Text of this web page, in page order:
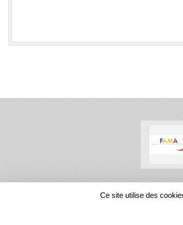
REGIONS
Ce site utilise des